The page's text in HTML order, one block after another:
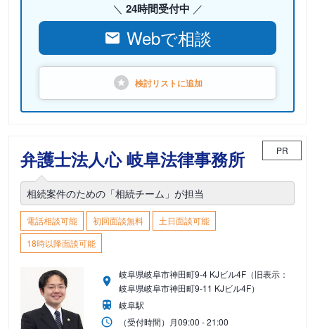
24時間受付中
Webで相談
検討リストに追加
弁護士法人心 岐阜法律事務所 PR
相続案件のための「相続チーム」が担当
電話相談可能 初回面談無料
土日面談可能
18時以降面談可能
岐阜県岐阜市神田町9-4 KJビル4F（旧表示：
岐阜県岐阜市神田町9-11 KJビル4F）
岐阜駅
（受付時間） 月09:00 - 21:00